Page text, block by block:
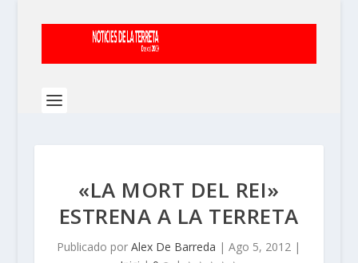
«LA MORT DEL REI»
ESTRENA A LA TERRETA
Publicado porAlex De Barreda |Ago 5, 2012 |